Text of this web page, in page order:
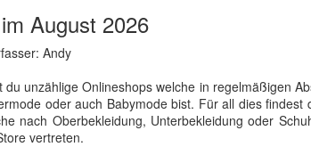
August 2026
Andy
unzählige Onlineshops welche in regelmäßigen
oder auch Babymode bist. Für all dies
nach Oberbekleidung, Unterbekleidung oder
vertreten.